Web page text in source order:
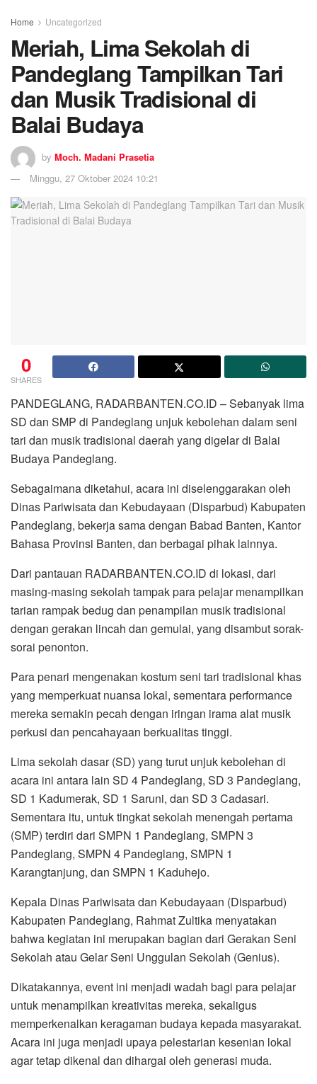
Home Uncategorized
Meriah, Lima Sekolah di
Pandeglang Tampilkan Tari
dan Musik Tradisional di
Balai Budaya
by Moch. Madani Prasetia
Minggu, 27 Oktober 2024 10:21
0
SHARES
PANDEGLANG, RADARBANTEN.CO.ID – Sebanyak lima
SD dan SMP di Pandeglang unjuk kebolehan dalam seni
tari dan musik tradisional daerah yang digelar di Balai
Budaya Pandeglang.
Sebagaimana diketahui, acara ini diselenggarakan oleh
Dinas Pariwisata dan Kebudayaan (Disparbud) Kabupaten
Pandeglang, bekerja sama dengan Babad Banten, Kantor
Bahasa Provinsi Banten, dan berbagai pihak lainnya.
Dari pantauan RADARBANTEN.CO.ID di lokasi, dari
masing-masing sekolah tampak para pelajar menampilkan
tarian rampak bedug dan penampilan musik tradisional
dengan gerakan lincah dan gemulai, yang disambut sorak-
sorai penonton.
Para penari mengenakan kostum seni tari tradisional khas
yang memperkuat nuansa lokal, sementara performance
mereka semakin pecah dengan iringan irama alat musik
perkusi dan pencahayaan berkualitas tinggi.
Lima sekolah dasar (SD) yang turut unjuk kebolehan di
acara ini antara lain SD 4 Pandeglang, SD 3 Pandeglang,
SD 1 Kadumerak, SD 1 Saruni, dan SD 3 Cadasari.
Sementara itu, untuk tingkat sekolah menengah pertama
(SMP) terdiri dari SMPN 1 Pandeglang, SMPN 3
Pandeglang, SMPN 4 Pandeglang, SMPN 1
Karangtanjung, dan SMPN 1 Kaduhejo.
Kepala Dinas Pariwisata dan Kebudayaan (Disparbud)
Kabupaten Pandeglang, Rahmat Zultika menyatakan
bahwa kegiatan ini merupakan bagian dari Gerakan Seni
Sekolah atau Gelar Seni Unggulan Sekolah (Genius).
Dikatakannya, event ini menjadi wadah bagi para pelajar
untuk menampilkan kreativitas mereka, sekaligus
memperkenalkan keragaman budaya kepada masyarakat.
Acara ini juga menjadi upaya pelestarian kesenian lokal
agar tetap dikenal dan dihargai oleh generasi muda.